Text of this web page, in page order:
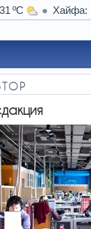
31 Хайфа